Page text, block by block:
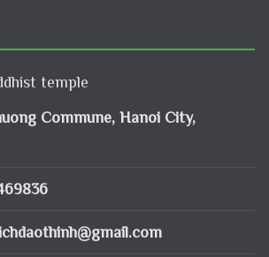
temple
Commune, Hanoi City,